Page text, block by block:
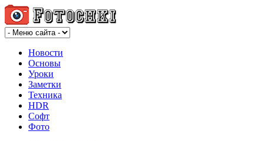
Новости
Основы
Уроки
Заметки
Техника
HDR
Софт
Фото